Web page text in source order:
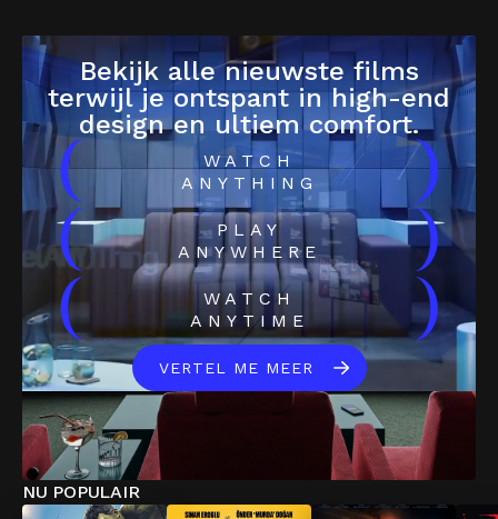
Bekijk alle nieuwste films
terwijl je ontspant in high-end
design en ultiem comfort.
(
WATCH
ANYTHING
)
(
PLAY
ANYWHERE
)
(
WATCH
ANYTIME
)
VERTEL ME MEER
NU POPULAIR